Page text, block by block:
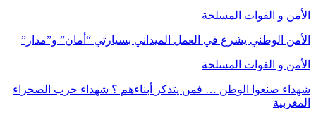
الأمن و القوات المسلحة
الأمن الوطني يشرع في العمل الميداني بسيارتي “أمان” و”مدار”
الأمن و القوات المسلحة
شهداء صنعوا الوطن … فمن يتذكر أبناءهم ؟ شهداء حرب الصحراء
المغربية